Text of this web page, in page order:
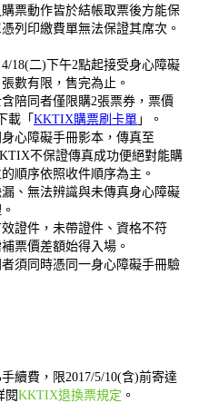
票動作皆於結帳取票後方能保
列印繳費單無法保證其席次。
18(二)下午2點起接受身心障礙
數有限，售完為止。
陪同者僅限購2張票券，票價
載「 KKTIX購票刷卡單 」。
心障礙手冊影本，傳真至
不保證傳真成功便絕對能購
順序依照收件順序為主。
、無法辨識與未傳真身心障礙
證件，未帶證件、資格不符
票價差額始得入場。
須同時憑同一身心障礙手冊驗
續費，限2017/5/10(含)前寄達
閱KKTIX退換票規定 。